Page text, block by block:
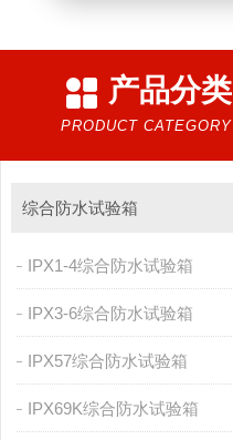
产品分类
PRODUCT CATEGORY
综合防水试验箱
IPX1-4综合防水试验箱
IPX3-6综合防水试验箱
IPX57综合防水试验箱
IPX69K综合防水试验箱